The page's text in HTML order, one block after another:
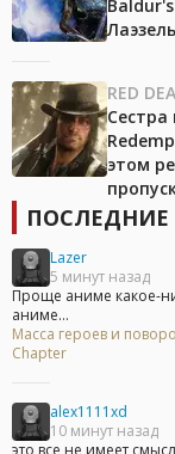
RED
Сестра
этом
Lazer
5 минут назад
Проще аниме какое-
аниме...
Масса героев и
Chapter
alex1111xd
10 минут назад